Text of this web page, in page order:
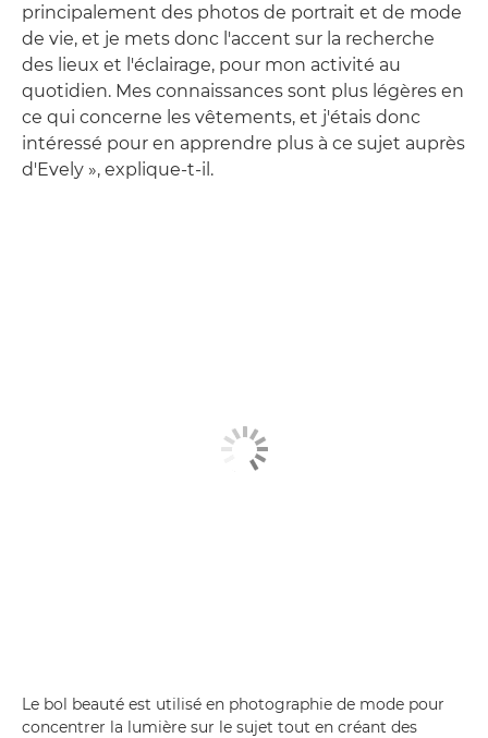
principalement des photos de portrait et de mode
de vie, et je mets donc l'accent sur la recherche
des lieux et l'éclairage, pour mon activité au
quotidien. Mes connaissances sont plus légères en
ce qui concerne les vêtements, et j'étais donc
intéressé pour en apprendre plus à ce sujet auprès
d'Evely », explique-t-il.
Le bol beauté est utilisé en photographie de mode pour
concentrer la lumière sur le sujet tout en créant des